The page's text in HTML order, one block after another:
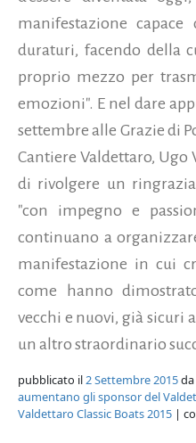
manifestazione
duraturi, facendo della
proprio mezzo per
emozioni". E nel dare
settembre alle Grazie di
Cantiere Valdettaro,
di rivolgere un
"con impegno e
continuano a
manifestazione in cui
come hanno
vecchi e nuovi, già sicuri
un altro straordinario
pubblicato il2 Settembre 2015da
aumentano gli sponsor del
Valdettaro Classic Boats 2015 |